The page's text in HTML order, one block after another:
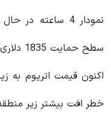
نمودار 4
سطح حمایت 1835 دلاری، اتر می تواند به افت خود ادامه دهد.
خطر افت بیشتر زیر منطقه حمایت 1835